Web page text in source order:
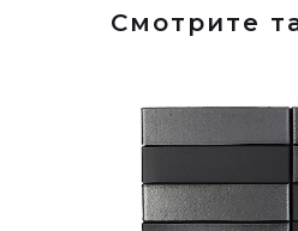
Смотрите